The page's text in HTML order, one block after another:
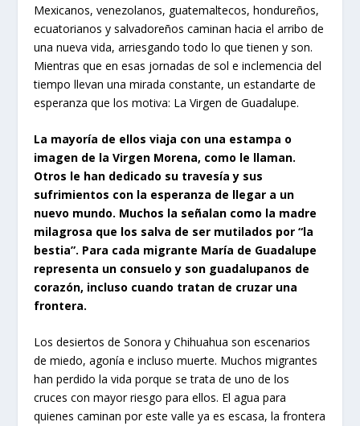
Mexicanos, venezolanos, guatemaltecos, hondureños,
ecuatorianos y salvadoreños caminan hacia el arribo de
una nueva vida, arriesgando todo lo que tienen y son.
Mientras que en esas jornadas de sol e inclemencia del
tiempo llevan una mirada constante, un estandarte de
esperanza que los motiva: La Virgen de Guadalupe.
La mayoría de ellos viaja con una estampa o
imagen de la Virgen Morena, como le llaman.
Otros le han dedicado su travesía y sus
sufrimientos con la esperanza de llegar a un
nuevo mundo. Muchos la señalan como la madre
milagrosa que los salva de ser mutilados por “la
bestia”. Para cada migrante María de Guadalupe
representa un consuelo y son guadalupanos de
corazón, incluso cuando tratan de cruzar una
frontera.
Los desiertos de Sonora y Chihuahua son escenarios
de miedo, agonía e incluso muerte. Muchos migrantes
han perdido la vida porque se trata de uno de los
cruces con mayor riesgo para ellos. El agua para
quienes caminan por este valle ya es escasa, la frontera